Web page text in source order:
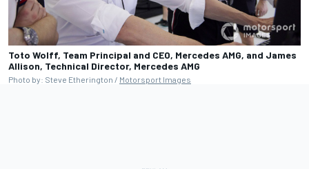
Toto Wolff, Team Principal and CEO, Mercedes AMG, and James
Allison, Technical Director, Mercedes AMG
Photo by: Steve Etherington / Motorsport Images